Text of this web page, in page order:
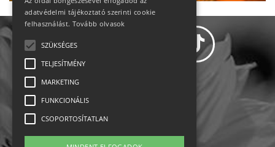
Állásajánlatok
adatvédelmi tájékoztató szerinti cookie
felhasználást. Tovább olvasok
SZÜKSÉGES
TELJESÍTMÉNY
MARKETING
FUNKCIONÁLIS
CSOPORTOSÍTATLAN